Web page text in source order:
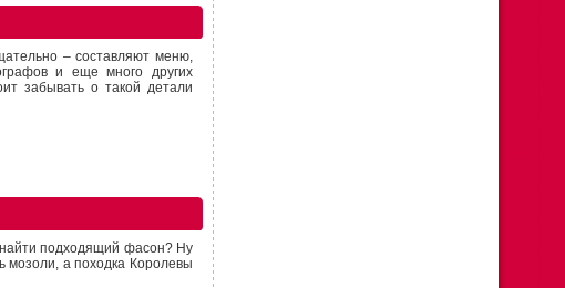
– составляют меню,
и еще много других
забывать о такой детали
найти подходящий фасон? Ну
мозоли, а походка Королевы